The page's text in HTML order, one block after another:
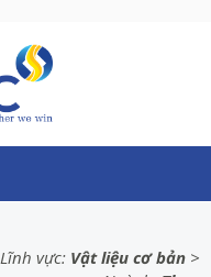
Lĩnh vực: Vật liệu cơ bản >